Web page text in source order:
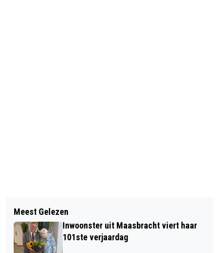
GEMEENTE MAASGOUW HIJST
VANDAAG OEKRAÏNSE VLAG
INTERNATIONALE VROUWENDAG VVV
THEMAWANDELING THORN: WAAR
VROUWEN JARENLANG DE BAAS
Meest Gelezen
Inwoonster uit Maasbracht viert haar
101ste verjaardag